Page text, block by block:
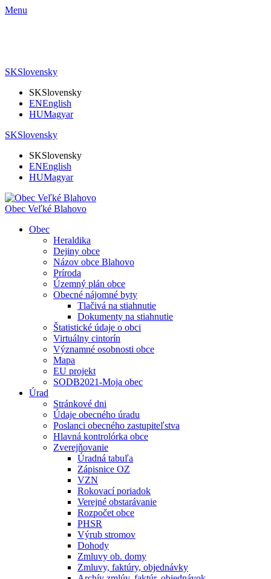
Menu
SKSlovensky
SKSlovensky
ENEnglish
HUMagyar
SKSlovensky
SKSlovensky
ENEnglish
HUMagyar
Obec Veľké Blahovo
Obec
Heraldika
Dejiny obce
Názov obce Blahovo
Príroda
Územný plán obce
Obecné nájomné byty
Tlačivá na stiahnutie
Dokumenty na stiahnutie
Štatistické údaje o obci
Virtuálny cintorín
Významné osobnosti obce
Mapa
EU projekt
SODB2021-Moja obec
Úrad
Stránkové dni
Údaje obecného úradu
Poslanci obecného zastupiteľstva
Hlavná kontrolórka obce
Zverejňovanie
Úradná tabuľa
Zápisnice OZ
VZN
Rokovací poriadok
Verejné obstarávanie
Rozpočet obce
PHSR
Výrub stromov
Dohody
Zmluvy ob. domy
Zmluvy, faktúry, objednávky